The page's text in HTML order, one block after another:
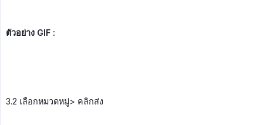
ตัวอย่าง GIF :
3.2 เลือกหมวดหมู่> คลิกส่ง